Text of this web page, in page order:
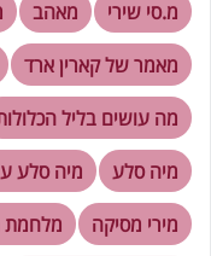
מ.סי שירי
מאהב
מאמר של קארין ארד
מה עושים בליל
מיה סלע
מיה סלע
מירי מסיקה
מלחמת